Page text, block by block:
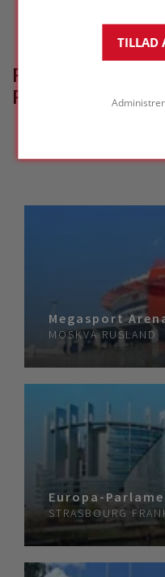
TILLAD
RELATEREDE
Megasport
MOSKVA RUSLAND
Europa-
STRASBOURG